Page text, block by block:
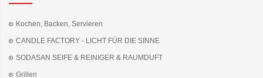
Kochen, Backen, Servieren
CANDLE FACTORY - LICHT FÜR DIE SINNE
SODASAN SEIFE & REINIGER & RAUMDUFT
Grillen